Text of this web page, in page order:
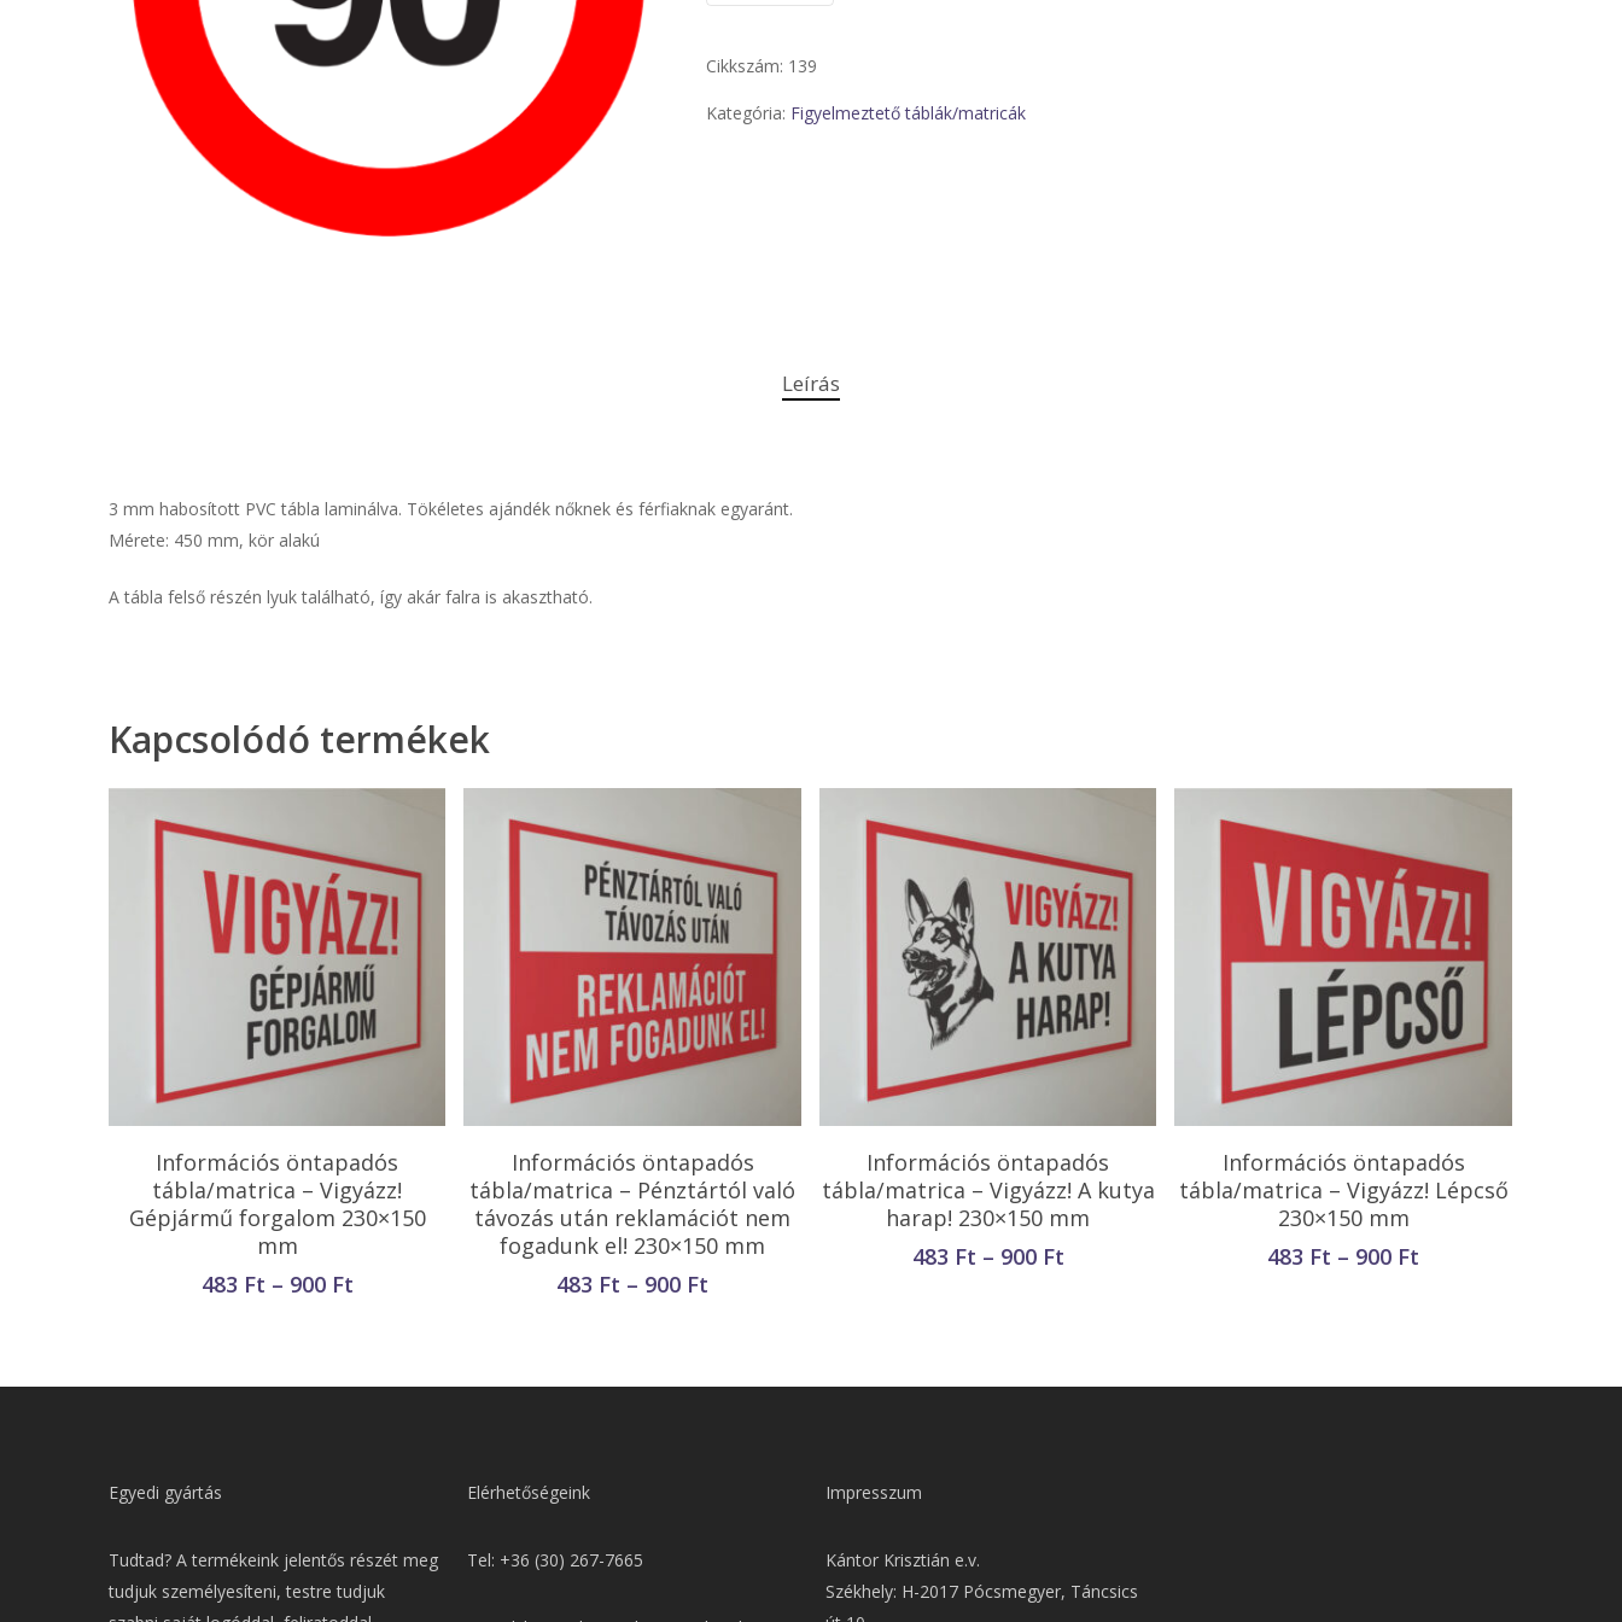
Cikkszám: 139
Kategória: Figyelmeztető táblák/matricák
Leírás
3 mm habosított PVC tábla laminálva. Tökéletes ajándék nőknek és férfiaknak egyaránt.
Mérete: 450 mm, kör alakú
A tábla felső részén lyuk található, így akár falra is akasztható.
Kapcsolódó termékek
Opciók Választása
Információs öntapadós
tábla/matrica – Vigyázz!
Gépjármű forgalom 230×150
mm
483 Ft – 900 FtÁrtartomány:
Opciók Választása
Információs öntapadós
tábla/matrica – Pénztártól való
távozás után reklamációt nem
fogadunk el! 230×150 mm
483 Ft – 900 Ft
Opciók Választása
Információs öntapadós
tábla/matrica – Vigyázz! A kutya
harap! 230×150 mm
483 Ft – 900 FtÁrtartomány:
Opciók Választása
Információs öntapadós
tábla/matrica – Vigyázz! Lépcső
230×150 mm
483 Ft – 900 Ft
Egyedi gyártás
Tudtad? A termékeink jelentős részét meg
tudjuk személyesíteni, testre tudjuk
Elérhetőségeink
Tel: +36 (30) 267-7665
Impresszum
Kántor Krisztián e.v.
Székhely: H-2017 Pócsmegyer, Táncsics